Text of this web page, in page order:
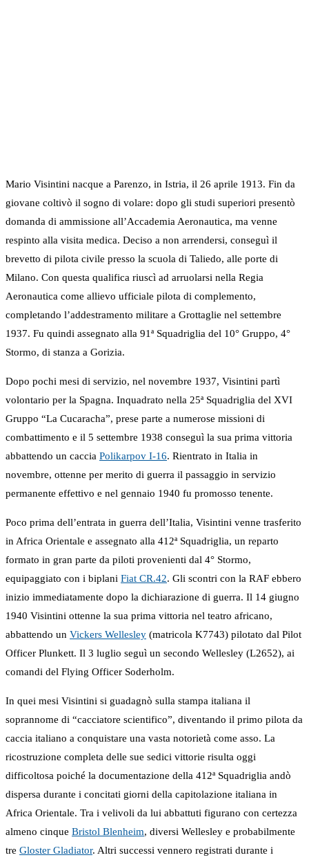
Mario Visintini nacque a Parenzo, in Istria, il 26 aprile 1913. Fin da
giovane coltivò il sogno di volare: dopo gli studi superiori presentò
domanda di ammissione all’Accademia Aeronautica, ma venne
respinto alla visita medica. Deciso a non arrendersi, conseguì il
brevetto di pilota civile presso la scuola di Taliedo, alle porte di
Milano. Con questa qualifica riuscì ad arruolarsi nella Regia
Aeronautica come allievo ufficiale pilota di complemento,
completando l’addestramento militare a Grottaglie nel settembre
1937. Fu quindi assegnato alla 91ª Squadriglia del 10° Gruppo, 4°
Stormo, di stanza a Gorizia.
Dopo pochi mesi di servizio, nel novembre 1937, Visintini partì
volontario per la Spagna. Inquadrato nella 25ª Squadriglia del XVI
Gruppo “La Cucaracha”, prese parte a numerose missioni di
combattimento e il 5 settembre 1938 conseguì la sua prima vittoria
abbattendo un caccia Polikarpov I-16. Rientrato in Italia in
novembre, ottenne per merito di guerra il passaggio in servizio
permanente effettivo e nel gennaio 1940 fu promosso tenente.
Poco prima dell’entrata in guerra dell’Italia, Visintini venne trasferito
in Africa Orientale e assegnato alla 412ª Squadriglia, un reparto
formato in gran parte da piloti provenienti dal 4° Stormo,
equipaggiato con i biplani Fiat CR.42. Gli scontri con la RAF ebbero
inizio immediatamente dopo la dichiarazione di guerra. Il 14 giugno
1940 Visintini ottenne la sua prima vittoria nel teatro africano,
abbattendo un Vickers Wellesley (matricola K7743) pilotato dal Pilot
Officer Plunkett. Il 3 luglio seguì un secondo Wellesley (L2652), ai
comandi del Flying Officer Soderholm.
In quei mesi Visintini si guadagnò sulla stampa italiana il
soprannome di “cacciatore scientifico”, diventando il primo pilota da
caccia italiano a conquistare una vasta notorietà come asso. La
ricostruzione completa delle sue sedici vittorie risulta oggi
difficoltosa poiché la documentazione della 412ª Squadriglia andò
dispersa durante i concitati giorni della capitolazione italiana in
Africa Orientale. Tra i velivoli da lui abbattuti figurano con certezza
almeno cinque Bristol Blenheim, diversi Wellesley e probabilmente
tre Gloster Gladiator. Altri successi vennero registrati durante i